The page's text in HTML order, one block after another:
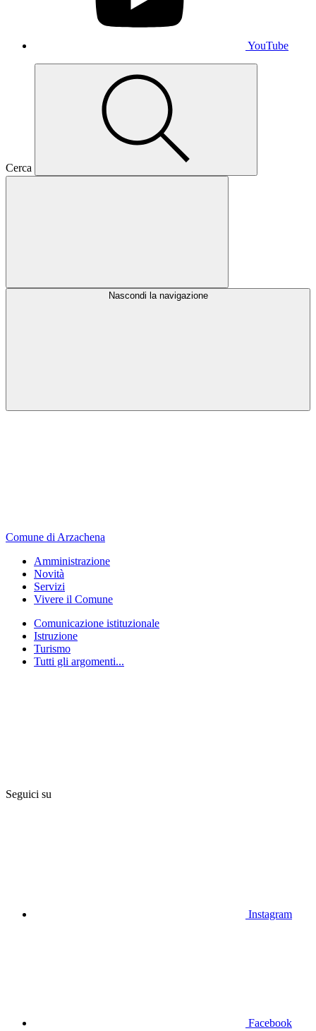
YouTube
Cerca
Nascondi la navigazione
Comune di Arzachena
Amministrazione
Novità
Servizi
Vivere il Comune
Comunicazione istituzionale
Istruzione
Turismo
Tutti gli argomenti...
Seguici su
Instagram
Facebook